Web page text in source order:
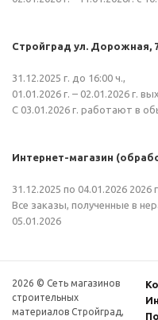
Стройград ул. Дорожная,
31.12.2025 г. до 16:00 ч.,
01.01.2026 г. – 02.01.2026 г.
С 03.01.2026 г. работают в
Интернет-магазин
31.12.2025 по 04.01.2026 2026
Все заказы, полученные в
05.01.2026
2026 © Сеть магазинов
строительных
материалов Стройград,